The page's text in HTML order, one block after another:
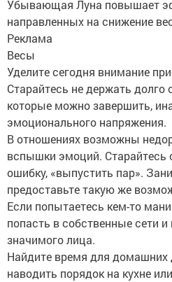
Убывающая Луна повышает
направленных на снижение
Реклама
Весы
Уделите сегодня внимание
Старайтесь не держать
которые можно завершить,
эмоционального напряжения.
В отношениях возможны
вспышки эмоций. Старайтесь
ошибку, «выпустить пар».
предоставьте такую же
Если попытаетесь кем-то
попасть в собственные сети
значимого лица.
Найдите время для домашних
наводить порядок на кухне